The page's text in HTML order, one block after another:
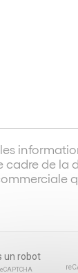
les
cadre de la